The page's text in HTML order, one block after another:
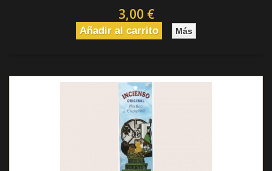
3,00 €
Añadir al carrito Más